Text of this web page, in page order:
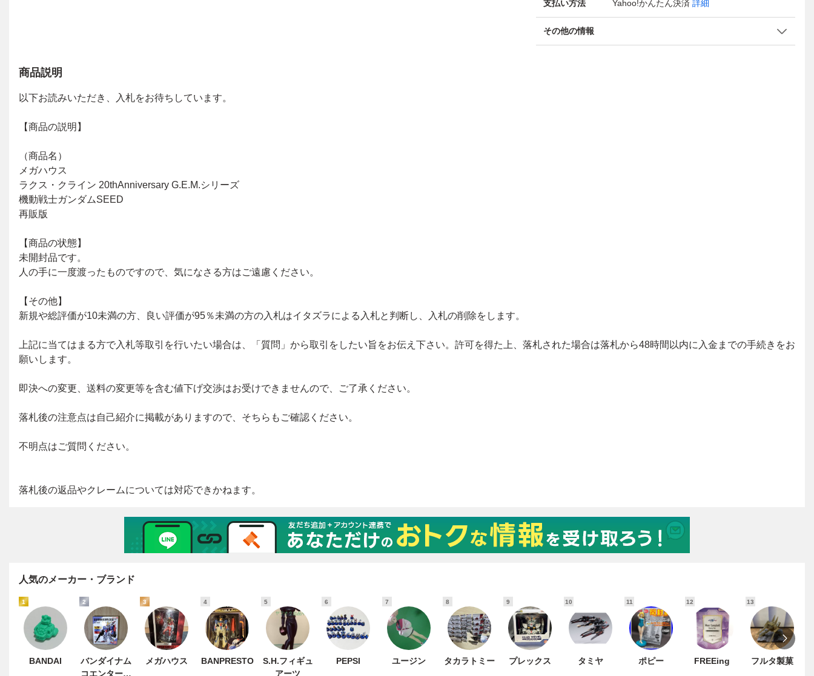
支払い方法 Yahoo!かんたん決済 詳細
その他の情報
商品説明
人気のメーカー・ブランド
1
BANDAI
2
バンダイナム
コエンターテ
3
メガハウス
4
BANPRESTO
5
S.H.フィギュ
アーツ
6
PEPSI
7
ユージン
8
タカラトミー
9
プレックス
10
タミヤ
11
ポピー
12
FREEing
13
フルタ製菓